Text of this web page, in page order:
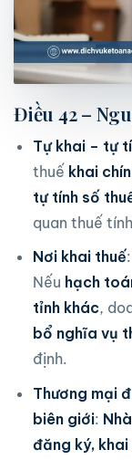
Điều 42 –
Tự khai – tự
thuế khai
tự tính số
quan thuế
Nơi khai thuế
Nếu hạch
tỉnh khác,
bổ nghĩa vụ
định.
Thương mại
biên giới:
đăng ký,